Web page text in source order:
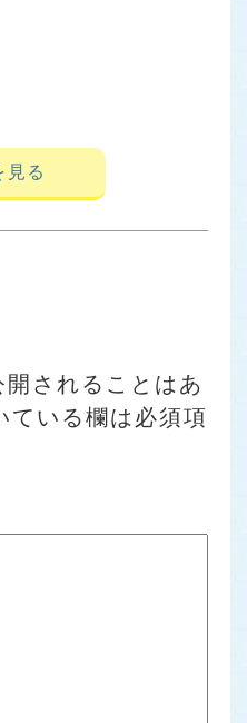
見る
されることはあ
ている欄は必須項